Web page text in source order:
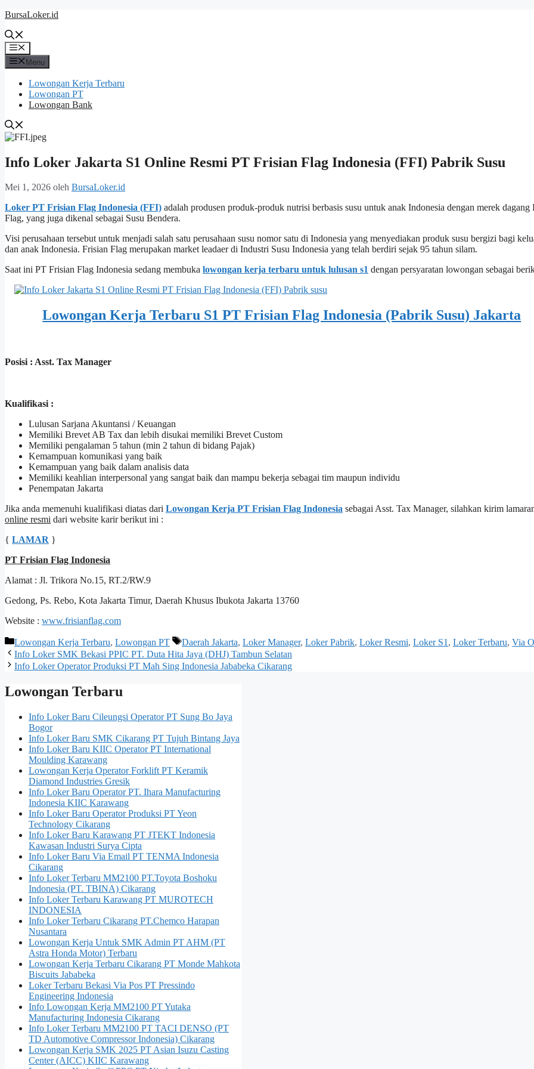
Langsung
isi
BursaLoker.id
Menu
Menu
Lowongan Kerja Terbaru
Lowongan PT
Lowongan Bank
Info Loker Jakarta S1 Online Resmi PT Frisian Flag Indonesia (FFI) Pabrik Susu
Mei 1, 2026 oleh BursaLoker.id
Loker PT Frisian Flag Indonesia (FFI) adalah produsen produk-produk nutrisi berbasis susu untuk anak Indonesia dengan merek dagang
Flag, yang juga dikenal sebagai Susu Bendera.
Visi perusahaan tersebut untuk menjadi salah satu perusahaan susu nomor satu di Indonesia yang menyediakan produk susu bergizi bagi
dan anak Indonesia. Frisian Flag merupakan market leadaer di Industri Susu Indonesia yang telah berdiri sejak 95 tahun silam.
Saat ini PT Frisian Flag Indonesia sedang membuka lowongan kerja terbaru untuk lulusan s1 dengan persyaratan lowongan sebagai
Lowongan Kerja Terbaru S1 PT Frisian Flag Indonesia (Pabrik Susu) Jakarta
Posisi : Asst. Tax Manager
Kualifikasi :
Lulusan Sarjana Akuntansi / Keuangan
Memiliki Brevet AB Tax dan lebih disukai memiliki Brevet Custom
Memiliki pengalaman 5 tahun (min 2 tahun di bidang Pajak)
Kemampuan komunikasi yang baik
Kemampuan yang baik dalam analisis data
Memiliki keahlian interpersonal yang sangat baik dan mampu bekerja sebagai tim maupun individu
Penempatan Jakarta
Jika anda memenuhi kualifikasi diatas dari Lowongan Kerja PT Frisian Flag Indonesia sebagai Asst. Tax Manager, silahkan kirim
online resmi dari website karir berikut ini :
{ LAMAR }
PT Frisian Flag Indonesia
Alamat : Jl. Trikora No.15, RT.2/RW.9
Gedong, Ps. Rebo, Kota Jakarta Timur, Daerah Khusus Ibukota Jakarta 13760
Website : www.frisianflag.com
Kategori
Lowongan Kerja Terbaru, Lowongan PT Tag
Daerah Jakarta, Loker Manager, Loker Pabrik, Loker Resmi, Loker S1 , Loker Terbaru, Via
Info Loker SMK Bekasi PPIC PT. Duta Hita Jaya (DHJ) Tambun Selatan
Info Loker Operator Produksi PT Mah Sing Indonesia Jababeka Cikarang
Lowongan Terbaru
Info Loker Baru Cileungsi Operator PT Sung Bо Jaya
Bogor
Info Loker Baru SMK Cikarang PT Tujuh Bintang Jaya
Info Loker Baru KIIC Operator PT International
Moulding Karawang
Lowongan Kerja Operator Forklift PT Keramik
Diamond Industries Gresik
Info Loker Baru Operator PT. Ihara Manufacturing
Indonesia KIIC Karawang
Info Loker Baru Operator Produksi PT Yeon
Technology Cikarang
Info Loker Baru Karawang PT JTEKT Indonesia
Kawasan Industri Surya Cipta
Info Loker Baru Via Email PT TENMA Indonesia
Cikarang
Info Loker Terbaru MM2100 PT.Toyota Boshoku
Indonesia (PT. TBINA) Cikarang
Info Loker Terbaru Karawang PT MUROTECH
INDONESIA
Info Loker Terbaru Cikarang PT.Chemco Harapan
Nusantara
Lowongan Kerja Untuk SMK Admin PT AHM (PT
Astra Honda Motor) Terbaru
Lowongan Kerja Terbaru Cikarang PT Monde Mahkota
Biscuits Jababeka
Loker Terbaru Bekasi Via Pos PT Pressindo
Engineering Indonesia
Info Lowongan Kerja MM2100 PT Yutaka
Manufacturing Indonesia Cikarang
Info Loker Terbaru MM2100 PT TACI DENSO (PT
TD Automotive Compressor Indonesia) Cikarang
Lowongan Kerja SMK 2025 PT Asian Isuzu Casting
Center (AICC) KIIC Karawang